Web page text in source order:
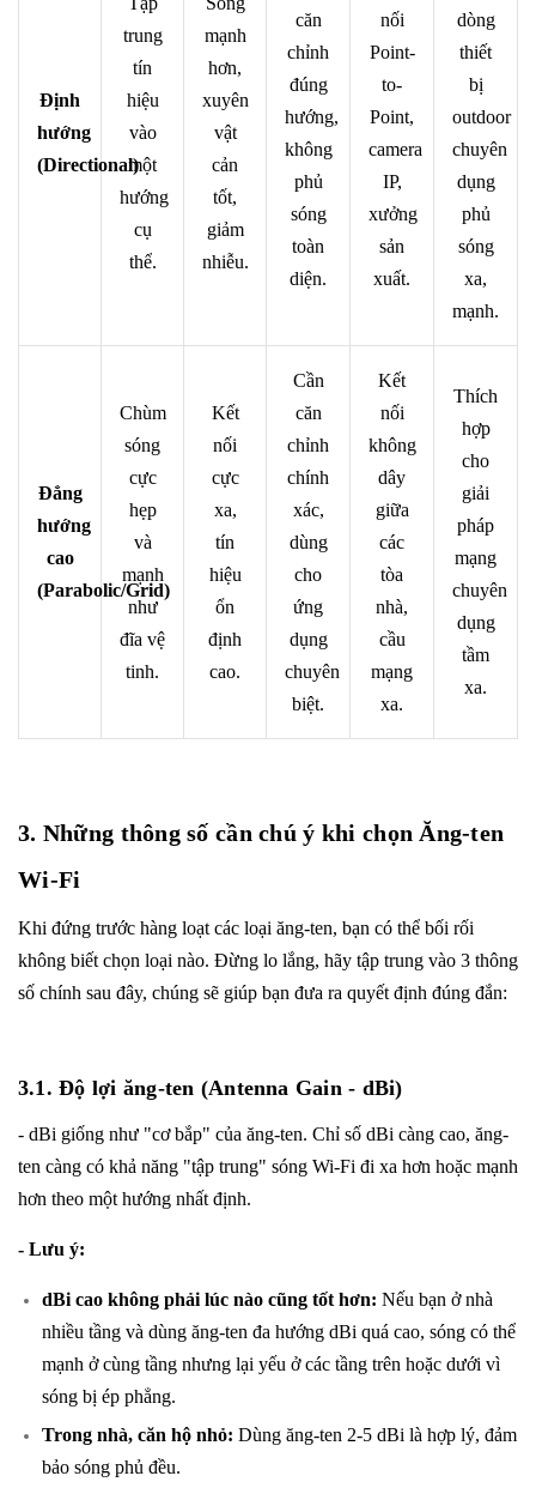
Định
hướng
(Directional)
trung
tín
hiệu
vào
một
hướng
cụ
thể.
mạnh
hơn,
xuyên
vật
cản
tốt,
giảm
nhiễu.
căn
chỉnh
đúng
hướng,
không
phủ
sóng
toàn
diện.
nối
Point-
to-
Point,
camera
IP,
xưởng
sản
xuất.
dòng
thiết
bị
outdoor
chuyên
dụng
phủ
sóng
xa,
mạnh.
Đẳng
hướng
cao
(Parabolic/Grid)
Chùm
sóng
cực
hẹp
và
mạnh
như
đĩa vệ
tinh.
Kết
nối
cực
xa,
tín
hiệu
ổn
định
cao.
Cần
căn
chỉnh
chính
xác,
dùng
cho
ứng
dụng
chuyên
biệt.
Kết
nối
không
dây
giữa
các
tòa
nhà,
cầu
mạng
xa.
Thích
hợp
cho
giải
pháp
mạng
chuyên
dụng
tầm
xa.
3. Những thông số cần chú ý khi chọn Ăng-ten
Wi-Fi
Khi đứng trước hàng loạt các loại ăng-ten, bạn có thể bối rối
không biết chọn loại nào. Đừng lo lắng, hãy tập trung vào 3 thông
số chính sau đây, chúng sẽ giúp bạn đưa ra quyết định đúng đắn:
3.1. Độ lợi ăng-ten (Antenna Gain - dBi)
- dBi giống như "cơ bắp" của ăng-ten. Chỉ số dBi càng cao, ăng-
ten càng có khả năng "tập trung" sóng Wi-Fi đi xa hơn hoặc mạnh
hơn theo một hướng nhất định.
- Lưu ý:
dBi cao không phải lúc nào cũng tốt hơn: Nếu bạn ở nhà
nhiều tầng và dùng ăng-ten đa hướng dBi quá cao, sóng có thể
mạnh ở cùng tầng nhưng lại yếu ở các tầng trên hoặc dưới vì
sóng bị ép phẳng.
Trong nhà, căn hộ nhỏ: Dùng ăng-ten 2-5 dBi là hợp lý, đảm
bảo sóng phủ đều.